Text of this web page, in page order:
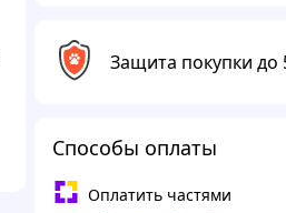
Защита покупки до
Способы оплаты
Оплатить частями